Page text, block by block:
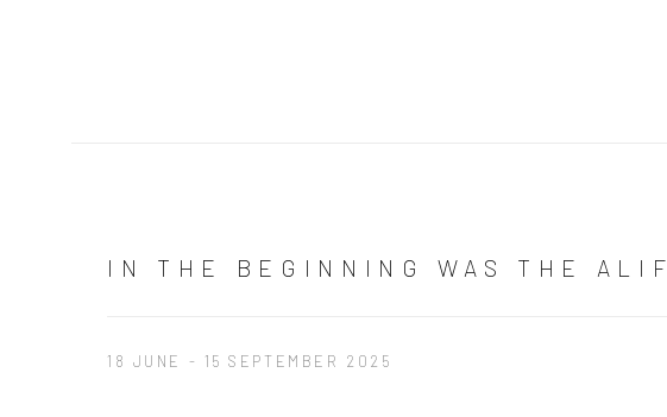
IN THE BEGINNING WAS THE ALIF
18 JUNE - 15 SEPTEMBER 2025